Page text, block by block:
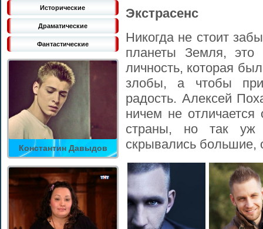
Исторические
Драматические
Фантастические
Константин Давыдов
Экстрасенс
Никогда не стоит
планеты Земля, это
личность, которая
злобы, а чтобы
радость. Алексей
ничем не
страны, но так уж
скрывались большие,